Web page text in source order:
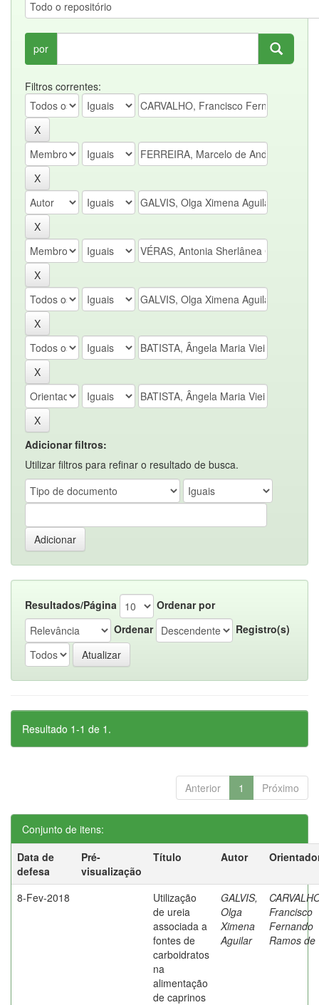
por
Filtros correntes:
Adicionar filtros:
Utilizar filtros para refinar o resultado de busca.
Resultados/Página
Ordenar por
Ordenar
Registro(s)
Resultado 1-1 de 1.
Anterior 1 Próximo
Conjunto de itens:
Data de
defesa
Pré-
visualização
Título Autor
8-Fev-2018
Utilização
de ureia
associada a
fontes de
carboidratos
na
alimentação
de caprinos
GALVIS,
Olga
Ximena
Aguilar
Francisco
Fernando
Ramos de